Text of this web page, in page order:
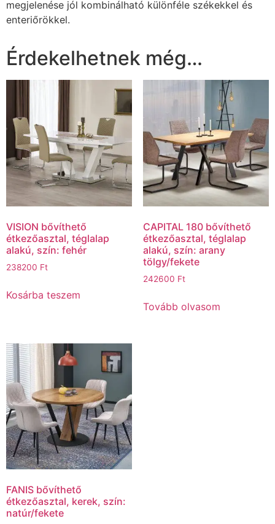
megjelenése jól kombinálható különféle székekkel és
enteriőrökkel.
Érdekelhetnek még…
VISION bővíthető
étkezőasztal, téglalap
alakú, szín: fehér
238200 Ft
Kosárba teszem
CAPITAL 180 bővíthető
étkezőasztal, téglalap
alakú, szín: arany
tölgy/fekete
242600 Ft
Tovább olvasom
FANIS bővíthető
étkezőasztal, kerek, szín:
natúr/fekete